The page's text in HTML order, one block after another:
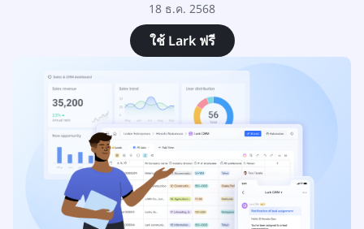
18 ธ.ค. 2568
ใช้ Lark ฟรี
CRM คืออะไร?